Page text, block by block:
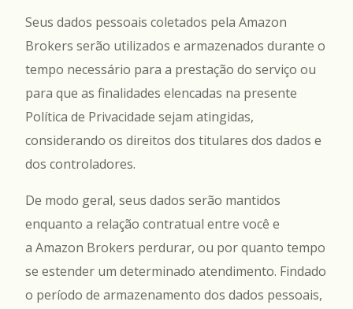
Seus dados pessoais coletados pela Amazon
Brokers serão utilizados e armazenados durante o
tempo necessário para a prestação do serviço ou
para que as finalidades elencadas na presente
Política de Privacidade sejam atingidas,
considerando os direitos dos titulares dos dados e
dos controladores.
De modo geral, seus dados serão mantidos
enquanto a relação contratual entre você e
a Amazon Brokers perdurar, ou por quanto tempo
se estender um determinado atendimento. Findado
o período de armazenamento dos dados pessoais,